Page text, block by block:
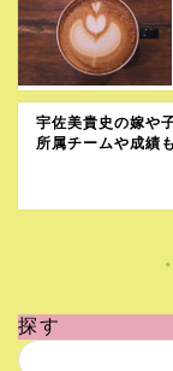
宇佐美貴史の嫁や
所属チームや成績も
探す